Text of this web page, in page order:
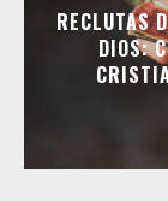
RECLUTAS
DIOS: